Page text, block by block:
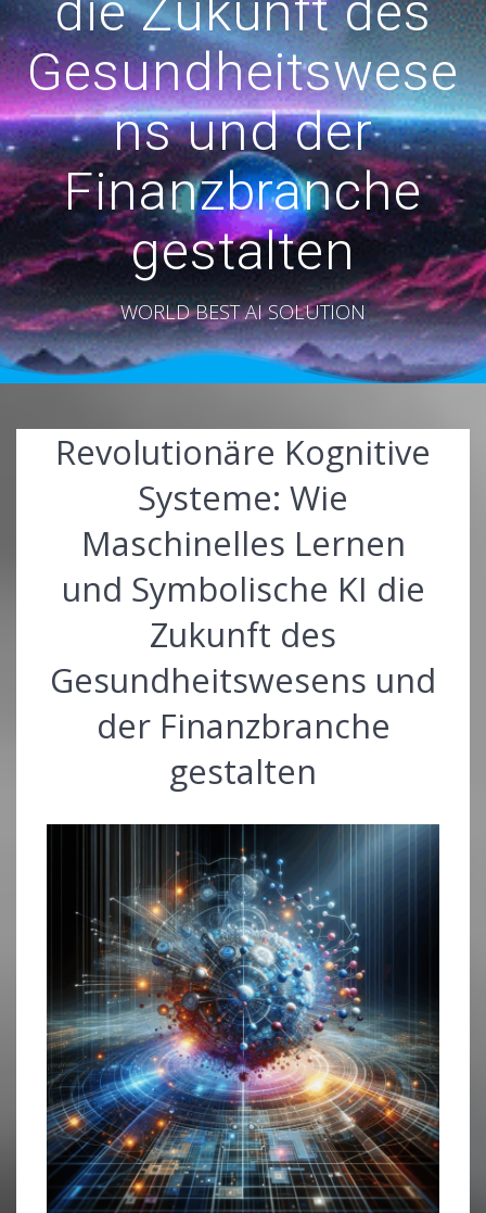
Gesundheitswese
ns und der
Finanzbranche
gestalten
WORLD BEST AI SOLUTION
Revolutionäre Kognitive
Systeme: Wie
Maschinelles Lernen
und Symbolische KI die
Zukunft des
Gesundheitswesens und
der Finanzbranche
gestalten